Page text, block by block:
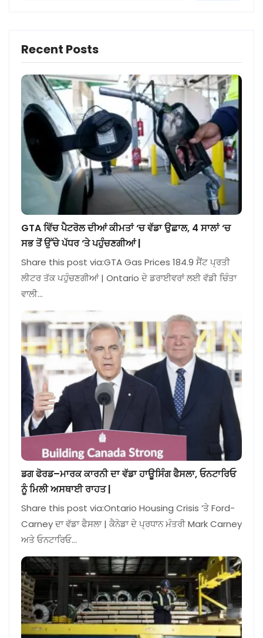
Recent Posts
GTA ਵਿੱਚ ਪੈਟਰੋਲ ਦੀਆਂ ਕੀਮਤਾਂ ‘ਚ ਵੱਡਾ ਉਛਾਲ, 4 ਸਾਲਾਂ ‘ਚ
ਸਭ ਤੋਂ ਉੱਚੇ ਪੱਧਰ ‘ਤੇ ਪਹੁੰਚਣਗੀਆਂ |
Share this post via:GTA Gas Prices 184.9 ਸੈਂਟ ਪ੍ਰਤੀ
ਲੀਟਰ ਤੱਕ ਪਹੁੰਚਣਗੀਆਂ | Ontario ਦੇ ਡਰਾਈਵਰਾਂ ਲਈ ਵੱਡੀ ਚਿੰਤਾ
ਵਾਲੀ…
ਡਗ ਫੋਰਡ–ਮਾਰਕ ਕਾਰਨੀ ਦਾ ਵੱਡਾ ਹਾਊਸਿੰਗ ਫੈਸਲਾ, ਓਨਟਾਰਿਓ
ਨੂੰ ਮਿਲੀ ਅਸਥਾਈ ਰਾਹਤ |
Share this post via:Ontario Housing Crisis ‘ਤੇ Ford-
Carney ਦਾ ਵੱਡਾ ਫੈਸਲਾ | ਕੈਨੇਡਾ ਦੇ ਪ੍ਰਧਾਨ ਮੰਤਰੀ Mark Carney
ਅਤੇ ਓਨਟਾਰਿਓ…